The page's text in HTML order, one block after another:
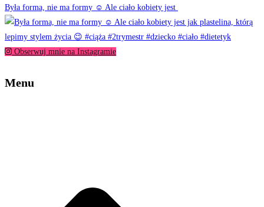
Była forma, nie ma formy ☺️ Ale ciało kobiety jest
Obserwuj mnie na Instagramie
Menu